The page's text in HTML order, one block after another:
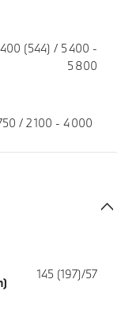
400 (544) / 5 400 -
5 800
/ 2 100 - 4 000
145 (197)/57